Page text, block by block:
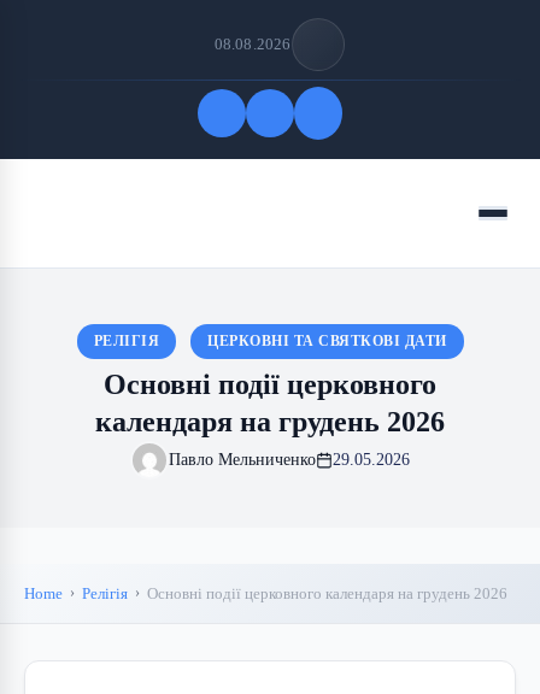
08.08.2026
Menu
РЕЛІГІЯ ЦЕРКОВНІ ТА СВЯТКОВІ ДАТИ
Основні події церковного
календаря на грудень 2026
Павло Мельниченко 29.05.2026
Home Релігія Основні події церковного календаря на грудень 2026